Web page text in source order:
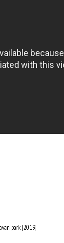
park [2019]